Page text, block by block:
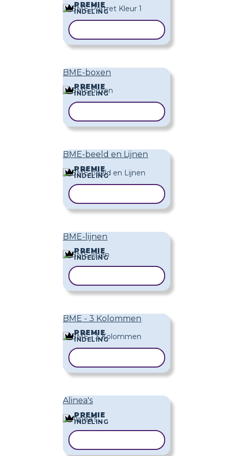
PREMIE
INDELING
BME-boxen
PREMIE
INDELING
BME-beeld en Lijnen
PREMIE
INDELING
BME-lijnen
PREMIE
INDELING
BME - 3 Kolommen
PREMIE
INDELING
Alinea's
PREMIE
INDELING